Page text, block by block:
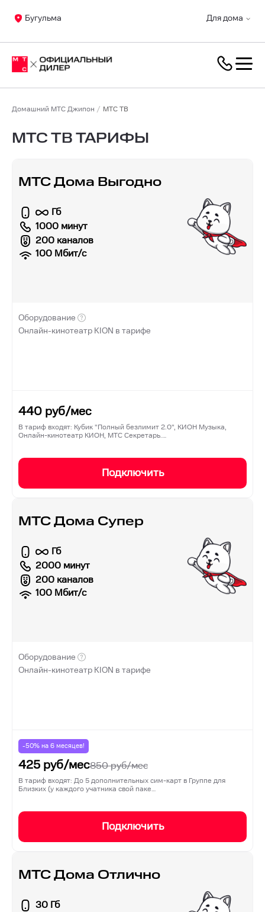
Для дома
Бугульма
Домашний МТС Джипон МТС ТВ
МТС ТВ ТАРИФЫ
МТС Дома Выгодно
Гб
1000 минут
200 каналов
100 Мбит/с
Оборудование
Онлайн-кинотеатр KION в тарифе
440 руб/мес
В тариф входят: Кубик "Полный безлимит 2.0", КИОН Музыка,
Онлайн-кинотеатр КИОН, МТС Секретарь.…
Подключить
МТС Дома Супер
Гб
2000 минут
200 каналов
100 Мбит/с
Оборудование
Онлайн-кинотеатр KION в тарифе
-50% на 6 месяцев!
425 руб/мес850руб/мес
В тариф входят: До 5 дополнительных сим-карт в Группе для
Близких (у каждого учатника свой паке…
Подключить
МТС Дома Отлично
30 Гб